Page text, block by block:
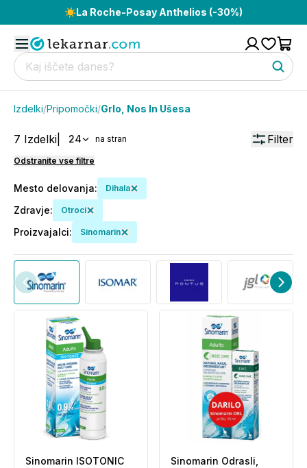
☀️La Roche-Posay Anthelios (-30%)
Izdelki/Pripomočki/Grlo, Nos In Ušesa
7 Izdelki 24 na stran Filter
Odstranite vse filtre
Mesto delovanja: Dihala
Zdravje: Otroci
Proizvajalci: Sinomarin
Sinomarin ISOTONIC
Sinomarin Odrasli,